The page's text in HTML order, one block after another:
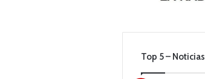
Top 5 – Noticias